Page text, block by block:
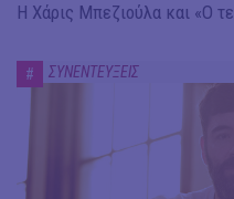
Η Χάρις Μπεζιούλα και «Ο
# ΣΥΝΕΝΤΕΥΞΕΙΣ